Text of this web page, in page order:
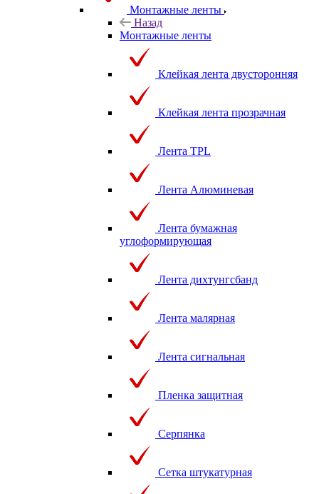
Монтажные ленты
Назад
Монтажные ленты
Клейкая лента двусторонняя
Клейкая лента прозрачная
Лента TPL
Лента Алюминевая
Лента бумажная
углоформирующая
Лента дихтунгсбанд
Лента малярная
Лента сигнальная
Пленка защитная
Серпянка
Сетка штукатурная